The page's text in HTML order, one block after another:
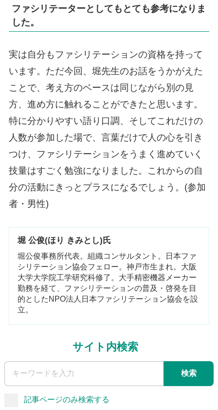
ファシリテーターとしてもとても参考になりま
した。
実は自分もファシリテーションの資格を持って
います。ただ今回、堀先生のお話をうかがえた
ことで、考え方のベースは同じながら別の見
方、進め方に触れることができたと思います。
特に分かりやすい語り口調、そしてこれだけの
人数が参加した場で、言葉だけで人の心を引き
つけ、ファシリテーションをうまく進めていく
技量はすごく勉強になりました。これからの自
分の活動にきっとプラスになるでしょう。(参加
者・男性)
堀 公俊(ほり きみとし)氏
堀公俊事務所代表。組織コンサルタント。日本ファ
シリテーション協会フェロー。神戸市生まれ。大阪
大学大学院工学研究科修了。大手精密機器メーカー
勤務を経て、ファシリテーションの普及・啓発を目
的としたNPO法人日本ファシリテーション協会を設
立。
サイト内検索
検索
記事ページのみ検索する